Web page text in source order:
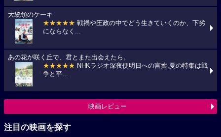
大統領のケーキ
★★★★★ 戦禍や圧政の中でどう生きていくのか、下劣
にならなく...
あの花が咲く丘で、君とまた出会えたら。
★★★★★ NHKラジオ深夜便明日への言葉,夏の特集は戦
争と平...
映画レビュー
注目の映画を探す